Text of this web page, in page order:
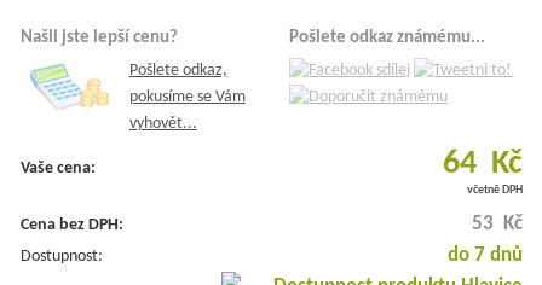
Našli jste lepší cenu?
Pošlete odkaz,
pokusíme se Vám
vyhovět...
Pošlete odkaz známému...
Vaše cena: 64 Kč
včetně DPH
Cena bez DPH: 53 Kč
Dostupnost: do 7 dnů